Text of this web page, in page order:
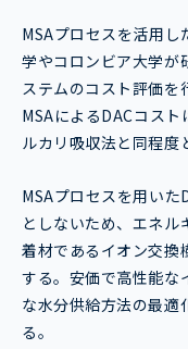
MSAプロセスを活用
学やコロンビア大学が
ステムのコスト評価を
MSAによるDACコス
ルカリ吸収法と同程度
MSAプロセスを用い
としないため、エネル
着材であるイオン交換
する。安価で高性能な
な水分供給方法の最適
る。